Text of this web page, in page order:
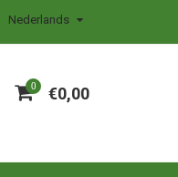
Nederlands
0 €0,00